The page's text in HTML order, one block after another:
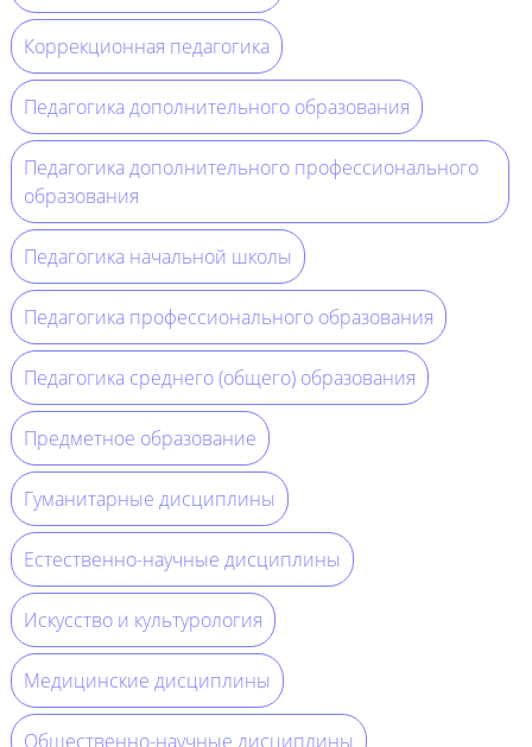
Коррекционная педагогика
Педагогика дополнительного образования
Педагогика дополнительного профессионального
образования
Педагогика начальной школы
Педагогика профессионального образования
Педагогика среднего (общего) образования
Предметное образование
Гуманитарные дисциплины
Естественно-научные дисциплины
Искусство и культурология
Медицинские дисциплины
Общественно-научные дисциплины